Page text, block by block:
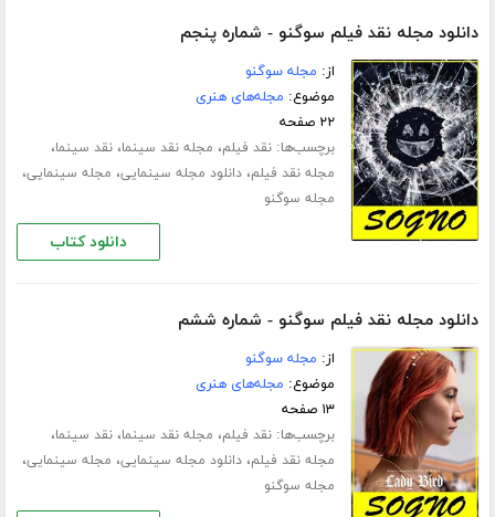
دانلود مجله نقد فیلم سوگنو - شماره پنجم
از: مجله سوگنو
موضوع: مجله‌های هنری
۲۲ صفحه
برچسب‌ها:نقد فیلم، مجله نقد سینما،نقد سینما،
مجله نقد فیلم،دانلود مجله سینمایی، مجله سینمایی،
مجله سوگنو
دانلود کتاب
دانلود مجله نقد فیلم سوگنو - شماره ششم
از: مجله سوگنو
موضوع: مجله‌های هنری
۱۳ صفحه
برچسب‌ها:نقد فیلم، مجله نقد سینما،نقد سینما،
مجله نقد فیلم،دانلود مجله سینمایی، مجله سینمایی،
مجله سوگنو